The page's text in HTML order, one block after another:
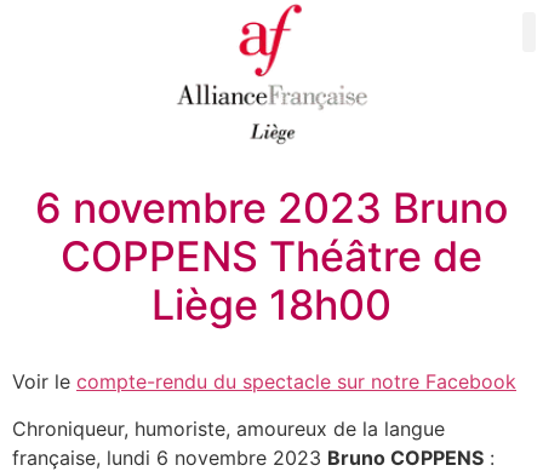
6 novembre 2023 Bruno
COPPENS Théâtre de
Liège 18h00
Voir le compte-rendu du spectacle sur notre Facebook
Chroniqueur, humoriste, amoureux de la langue
française, lundi 6 novembre 2023 Bruno COPPENS :